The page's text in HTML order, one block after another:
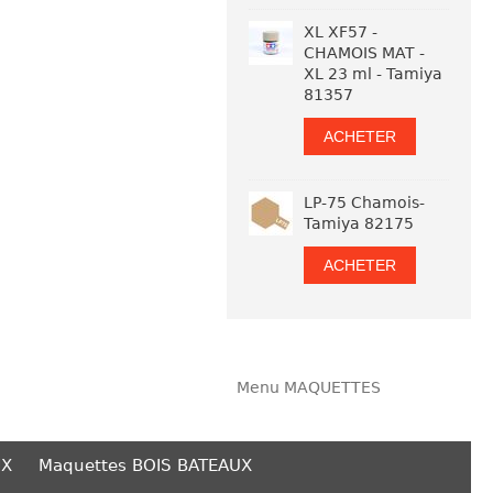
XL XF57 -
CHAMOIS MAT -
XL 23 ml - Tamiya
81357
ACHETER
LP-75 Chamois-
Tamiya 82175
ACHETER
Menu MAQUETTES
Maquettes BOIS BATEAUX